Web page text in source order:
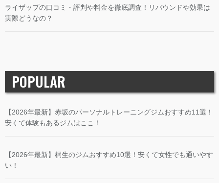
ライザップの口コミ・評判や料金を徹底調査！リバウンドや効果は
実際どうなの？
POPULAR
【2026年最新】赤坂のパーソナルトレーニングジムおすすめ11選！
安くて体験もあるジムはここ！
【2026年最新】桐生のジムおすすめ10選！安くて女性でも通いやす
い！